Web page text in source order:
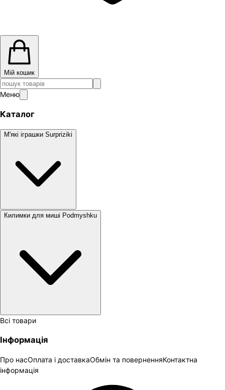
Мій кошик
Меню
Каталог
М'які іграшки Surpriziki
Килимки для миші Podmyshku
Всі товари
Інформація
Про насОплата і доставкаОбмін та поверненняКонтактна
інформація